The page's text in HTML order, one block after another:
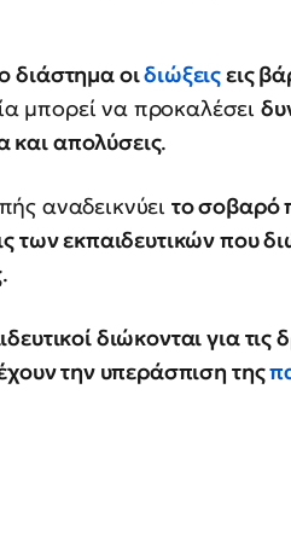
διάστημα οιδιώξειςεις
μπορεί να προκαλέσει
και απολύσεις.
αναδεικνύει το σοβαρό
των εκπαιδευτικών που
.
διώκονται για τις
την υπεράσπιση της